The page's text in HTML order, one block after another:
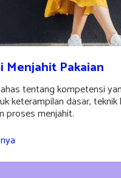
Menjahit Pakaian
tentang kompetensi
keterampilan dasar,
proses menjahit.